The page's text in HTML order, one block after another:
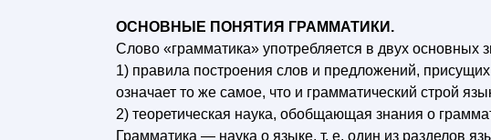
ОСНОВНЫЕ ПОНЯТИЯ ГРАММАТИКИ.
Слово «грамматика» употребляется в двух основных
1) правила построения слов и предложений,
означает то же самое, что и грамматический строй
2) теоретическая наука, обобщающая знания о
Грамматика — наука о языке, т. е. один из разделов